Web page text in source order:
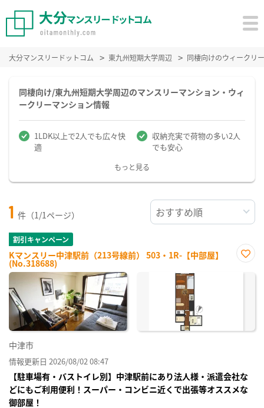
大分マンスリードットコム 東九州短期大学周辺 同棲向けのウィークリ
同棲向け/東九州短期大学周辺のマンスリーマンション・ウィ
ークリーマンション情報
1LDK以上で2人でも広々快
適
収納充実で荷物の多い2人
でも安心
もっと見る
1 件（1/1ページ）
割引キャンペーン
Kマンスリー中津駅前（213号線前） 503・1R-【中部屋】
(No.318688)
に入
中津市
情報更新日 2026/08/02 08:47
【駐車場有・バストイレ別】中津駅前にあり法人様・派遣会社な
どにもご利用便利！スーパー・コンビニ近くで出張等オススメな
御部屋！